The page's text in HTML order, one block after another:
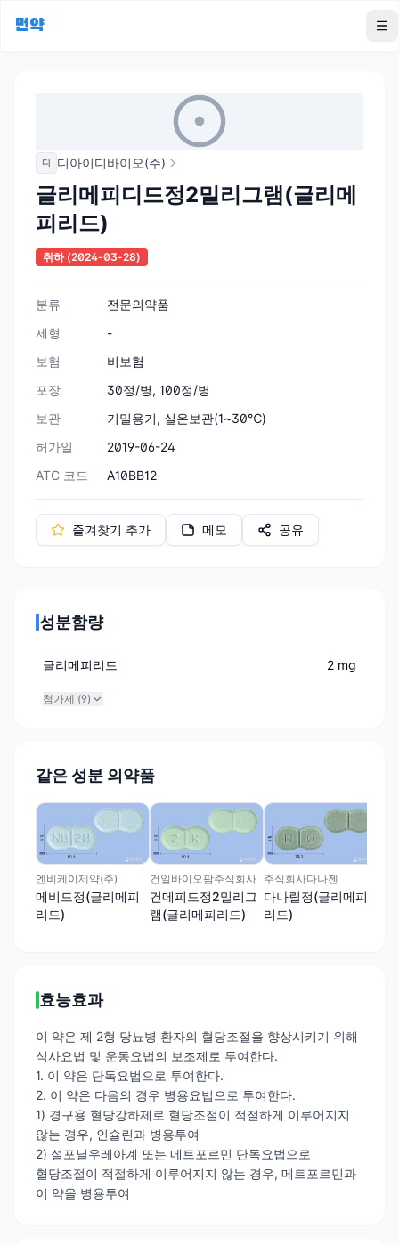
먼약
디 디아이디바이오(주)
글리메피디드정2밀리그램(글리메
피리드)
취하(2024-03-28)
분류
전문의약품
제형
-
보험
비보험
포장
30정/병, 100정/병
보관
기밀용기, 실온보관(1~30℃)
허가일
2019-06-24
ATC 코드
A10BB12
즐겨찾기 추가 메모 공유
성분함량
글리메피리드 2 mg
첨가제 (9)
같은 성분 의약품
엔비케이제약(주)
메비드정(글리메피
리드)
건일바이오팜주식회사
건메피드정2밀리그
램(글리메피리드)
주식회사다나젠
다나릴정(글리메피
리드)
효능효과
이 약은 제 2형 당뇨병 환자의 혈당조절을 향상시키기 위해
식사요법 및 운동요법의 보조제로 투여한다.
1. 이 약은 단독요법으로 투여한다.
2. 이 약은 다음의 경우 병용요법으로 투여한다.
1) 경구용 혈당강하제로 혈당조절이 적절하게 이루어지지
않는 경우, 인슐린과 병용투여
2) 설포닐우레아계 또는 메트포르민 단독요법으로
혈당조절이 적절하게 이루어지지 않는 경우, 메트포르민과
이 약을 병용투여